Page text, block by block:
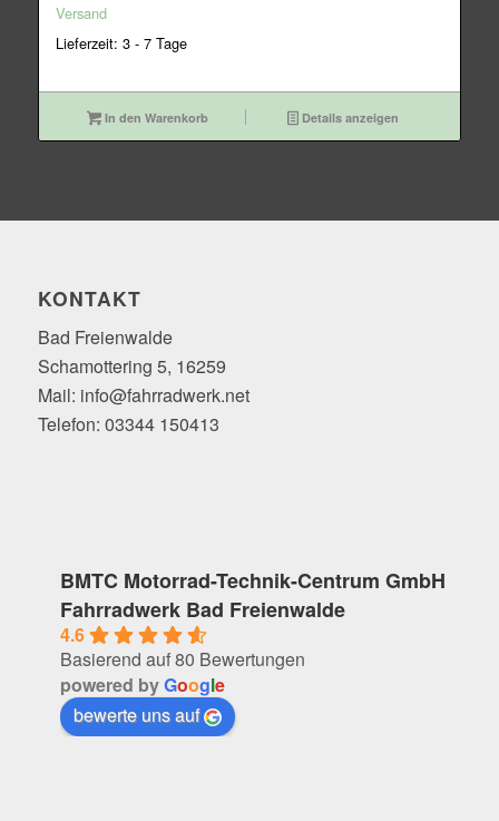
Versand
Lieferzeit: 3 - 7 Tage
In den Warenkorb Details anzeigen
KONTAKT
Bad Freienwalde
Schamottering 5, 16259
Mail: info@fahrradwerk.net
Telefon: 03344 150413
BMTC Motorrad-Technik-Centrum GmbH
Fahrradwerk Bad Freienwalde
4.6
Basierend auf 80 Bewertungen
powered byGoogle
bewerte uns auf